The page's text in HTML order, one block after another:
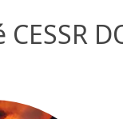
CESSR